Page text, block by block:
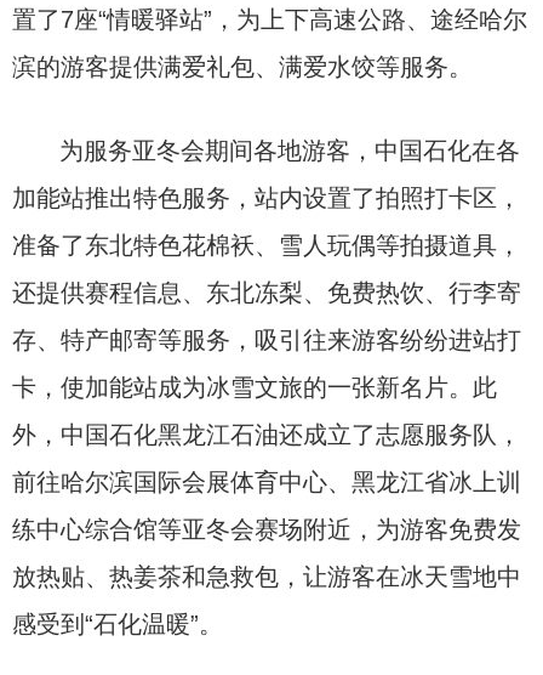
置了7座“情暖驿站”，为上下高速公路、途经哈尔
滨的游客提供满爱礼包、满爱水饺等服务。
为服务亚冬会期间各地游客，中国石化在各
加能站推出特色服务，站内设置了拍照打卡区，
准备了东北特色花棉袄、雪人玩偶等拍摄道具，
还提供赛程信息、东北冻梨、免费热饮、行李寄
存、特产邮寄等服务，吸引往来游客纷纷进站打
卡，使加能站成为冰雪文旅的一张新名片。此
外，中国石化黑龙江石油还成立了志愿服务队，
前往哈尔滨国际会展体育中心、黑龙江省冰上训
练中心综合馆等亚冬会赛场附近，为游客免费发
放热贴、热姜茶和急救包，让游客在冰天雪地中
感受到“石化温暖”。